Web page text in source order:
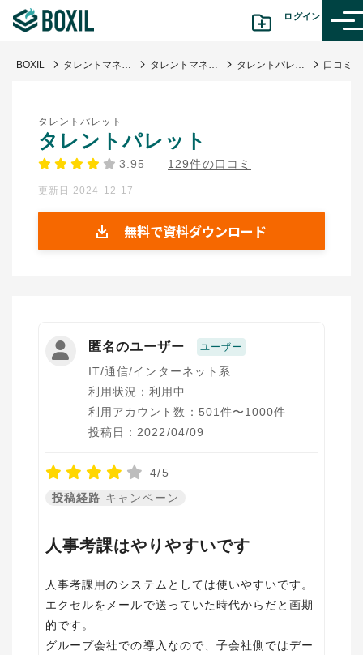
ログイン
診断から探す(β版)
BOXILの使い方ガイド 情報掲載をご希望の方へ
BOXIL タレントマネジメントシステム比較25選 11月人気ランキングとおすすめ選び方 タレントマネジメントシステム タレントパレット
タレントパレット
タレントパレット
3.95 129件の口コミ
更新日 2024-12-17
無料で資料ダウンロード
匿名のユーザー ユーザー
IT/通信/インターネット系
利用状況：利用中
利用アカウント数：501件〜1000件
投稿日：2022/04/09
4/5
投稿経路 キャンペーン
人事考課はやりやすいです
人事考課用のシステムとしては使いやすいです。
エクセルをメールで送っていた時代からだと画期
的です。
グループ会社での導入なので、子会社側ではデー